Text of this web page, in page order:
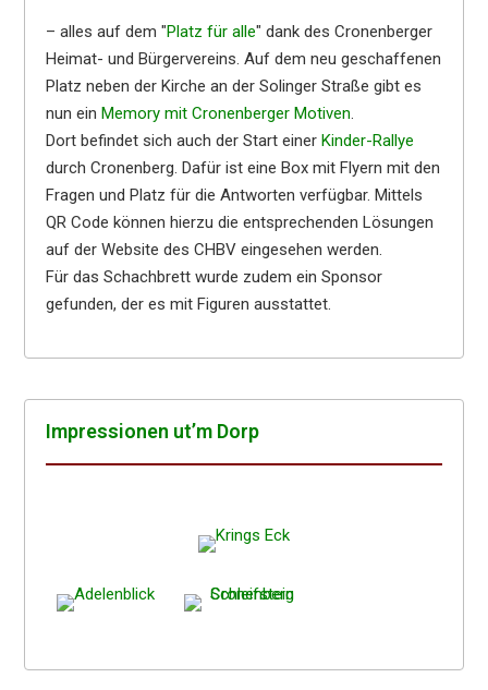
– alles auf dem "Platz für alle" dank des Cronenberger
Heimat- und Bürgervereins. Auf dem neu geschaffenen
Platz neben der Kirche an der Solinger Straße gibt es
nun ein Memory mit Cronenberger Motiven.
Dort befindet sich auch der Start einer Kinder-Rallye
durch Cronenberg. Dafür ist eine Box mit Flyern mit den
Fragen und Platz für die Antworten verfügbar. Mittels
QR Code können hierzu die entsprechenden Lösungen
auf der Website des CHBV eingesehen werden.
Für das Schachbrett wurde zudem ein Sponsor
gefunden, der es mit Figuren ausstattet.
Impres­sio­nen ut’m Dorp